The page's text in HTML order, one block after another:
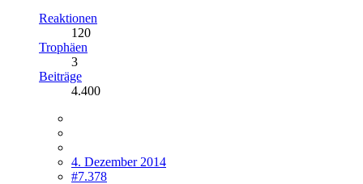
Reaktionen
120
Trophäen
3
Beiträge
4.400
4. Dezember 2014
#7.378